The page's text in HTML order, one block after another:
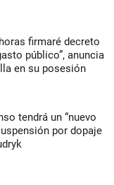
firmaré decreto
público”, anuncia
en su posesión
tendrá un “nuevo
por dopaje